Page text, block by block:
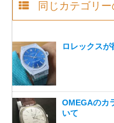
同じカテゴリー
ロレックス
OMEGAのカ
いて